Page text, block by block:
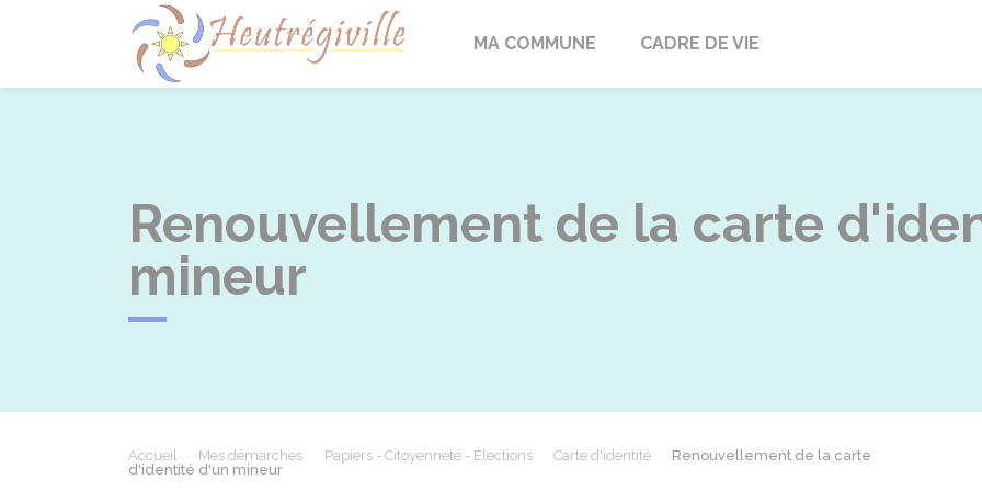
Heutrégiville
MA COMMUNE CADRE DE VIE
Renouvellement de la carte
mineur
Accueil Mes démarches Papiers - Citoyenneté - Élections Carte d'identité
Renouvellement de la carte
d'identité d'un mineur